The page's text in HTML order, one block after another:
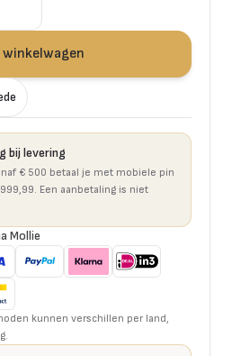
winkelwagen
bij levering
€ 500 betaal je met mobiele pin
Een aanbetaling is niet
Mollie
kunnen verschillen per land,